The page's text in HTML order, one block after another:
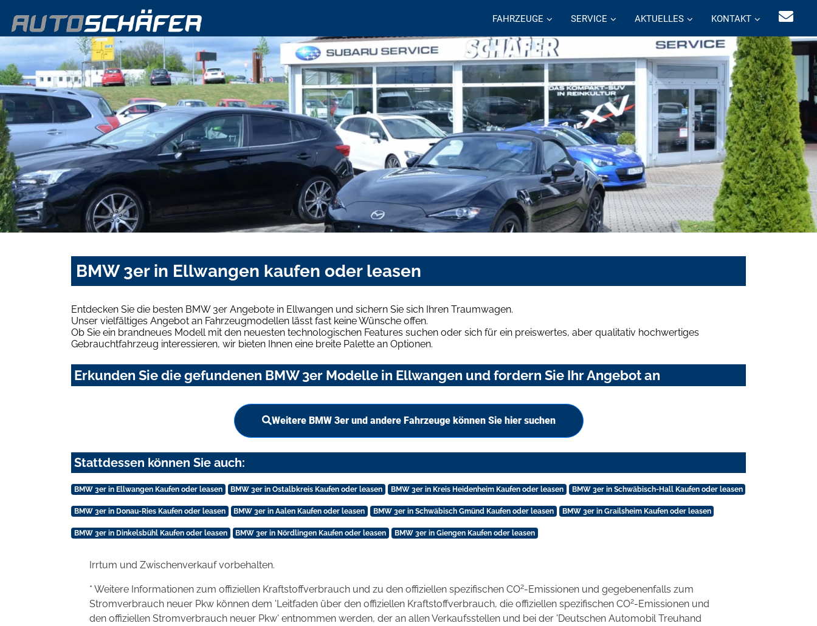
FAHRZEUGE SERVICE AKTUELLES KONTAKT
BMW 3er in Ellwangen kaufen oder leasen
Entdecken Sie die besten BMW 3er Angebote in Ellwangen und sichern Sie sich Ihren Traumwagen.
Unser vielfältiges Angebot an Fahrzeugmodellen lässt fast keine Wünsche offen.
Ob Sie ein brandneues Modell mit den neuesten technologischen Features suchen oder sich für ein preiswertes, aber qualitativ hochwertiges
Gebrauchtfahrzeug interessieren, wir bieten Ihnen eine breite Palette an Optionen.
Erkunden Sie die gefundenen BMW 3er Modelle in Ellwangen und fordern Sie Ihr Angebot an
Weitere BMW 3er und andere Fahrzeuge können Sie hier suchen
Stattdessen können Sie auch:
BMW 3er in Ellwangen Kaufen oder leasen BMW 3er in Ostalbkreis Kaufen oder leasen BMW 3er in Kreis Heidenheim Kaufen oder leasen BMW 3er in Schwäbisch-Hall Kaufen oder leasen
BMW 3er in Donau-Ries Kaufen oder leasen BMW 3er in Aalen Kaufen oder leasen BMW 3er in Schwäbisch Gmünd Kaufen oder leasen BMW 3er in Grailsheim Kaufen oder leasen
BMW 3er in Dinkelsbühl Kaufen oder leasen BMW 3er in Nördlingen Kaufen oder leasen BMW 3er in Giengen Kaufen oder leasen
Irrtum und Zwischenverkauf vorbehalten.
* Weitere Informationen zum offiziellen Kraftstoffverbrauch und zu den offiziellen spezifischen CO2-Emissionen und gegebenenfalls zum
Stromverbrauch neuer Pkw können dem 'Leitfaden über den offiziellen Kraftstoffverbrauch, die offiziellen spezifischen CO2-Emissionen und
den offiziellen Stromverbrauch neuer Pkw' entnommen werden, der an allen Verkaufsstellen und bei der 'Deutschen Automobil Treuhand